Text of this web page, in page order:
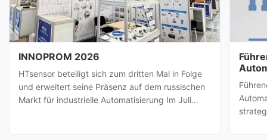
INNOPROM 2026
HTsensor beteiligt sich zum dritten Mal in Folge
und erweitert seine Präsenz auf dem russischen
Markt für industrielle Automatisierung Im Juli